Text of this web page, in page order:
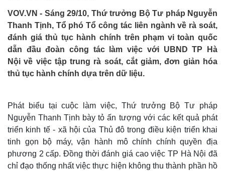
Tổ chức nhân sự
Quốc hội
Nhận diện sự thật
Tin 24h
Dự báo thời tiết
Giáo dục
Dấu ấn VOV
Việc làm
Biển đảo
VOV.VN - Sáng 29/10, Thứ trưởng Bộ Tư pháp Nguyễn
Thanh Tịnh, Tổ phó Tổ công tác liên ngành về rà soát,
đánh giá thủ tục hành chính trên phạm vi toàn quốc
dẫn đầu đoàn công tác làm việc với UBND TP Hà
Nội về việc tập trung rà soát, cắt giảm, đơn giản hóa
thủ tục hành chính dựa trên dữ liệu.
Phát biểu tại cuộc làm việc, Thứ trưởng Bộ Tư pháp
Nguyễn Thanh Tịnh bày tỏ ấn tượng với các kết quả phát
triển kinh tế - xã hội của Thủ đô trong điều kiện triển khai
tinh gọn bộ máy, vận hành mô chính chính quyền địa
phương 2 cấp. Đồng thời đánh giá cao việc TP Hà Nội đã
chỉ đạo thống nhất việc thực hiện không thu thành phần hồ